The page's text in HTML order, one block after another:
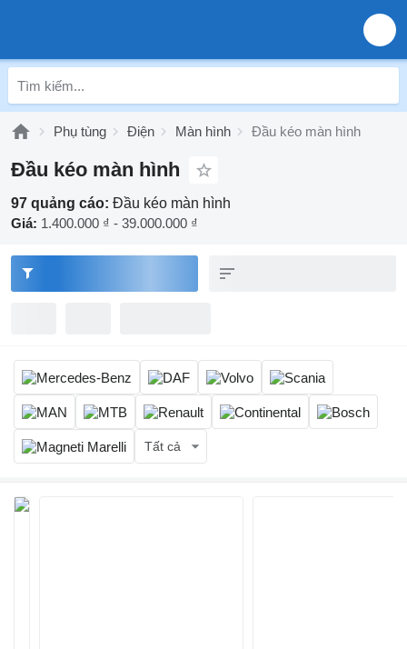
Phụ tùng Điện Màn hình Đầu kéo màn hình
Đầu kéo màn hình
97 quảng cáo: Đầu kéo màn hình
Giá: 1.400.000 ₫ - 39.000.000 ₫
Tất cả